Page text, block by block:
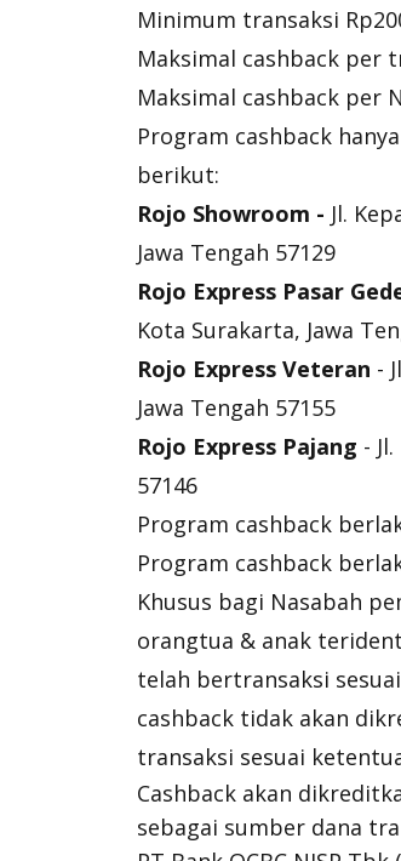
Minimum transaksi
Maksimal cashback per
Maksimal cashback per
Program cashback
berikut:
Rojo Showroom - Jl.
Jawa Tengah 57129
Rojo Express Pasar
Kota Surakarta, Jawa
Rojo Express Veteran -
Jawa Tengah 57155
Rojo Express Pajang -
57146
Program cashback
Program cashback
Khusus bagi Nasabah
orangtua & anak
telah bertransaksi
cashback tidak akan
transaksi sesuai
Cashback akan
sebagai sumber dana